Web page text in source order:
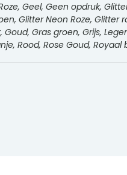
Geel, Geen opdruk,
Glitter Neon Roze, Glitter
Gras groen, Grijs,
Rood, Rose Goud, Royaal